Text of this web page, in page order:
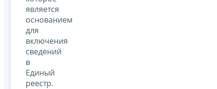
является
основанием
для
включения
сведений
в
Единый
реестр.